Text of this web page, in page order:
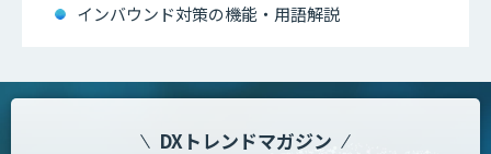
インバウンド対策の機能・用語解説
DXトレンドマガジン